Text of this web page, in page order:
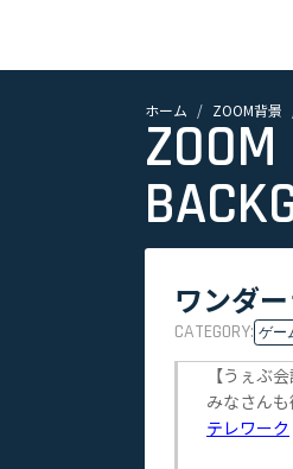
ホーム ZOOM背景
ZOOM
ワンダ
CATEGORY: ゲー
【うぇぶ
みなさん
テレワーク